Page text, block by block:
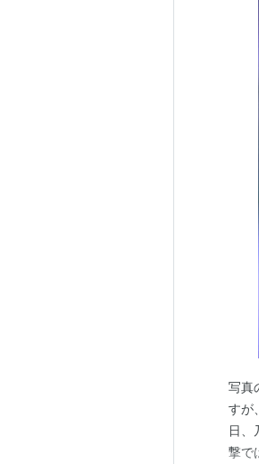
写真
すが
日、
撃で